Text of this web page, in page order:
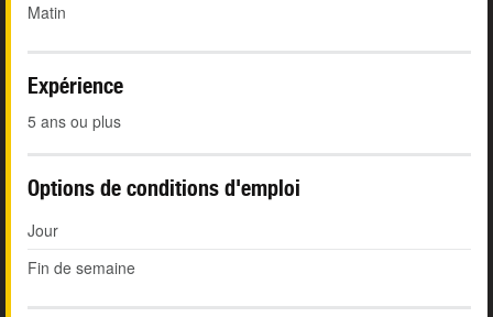
Matin
Expérience
5 ans ou plus
Options de conditions d'emploi
Jour
Fin de semaine